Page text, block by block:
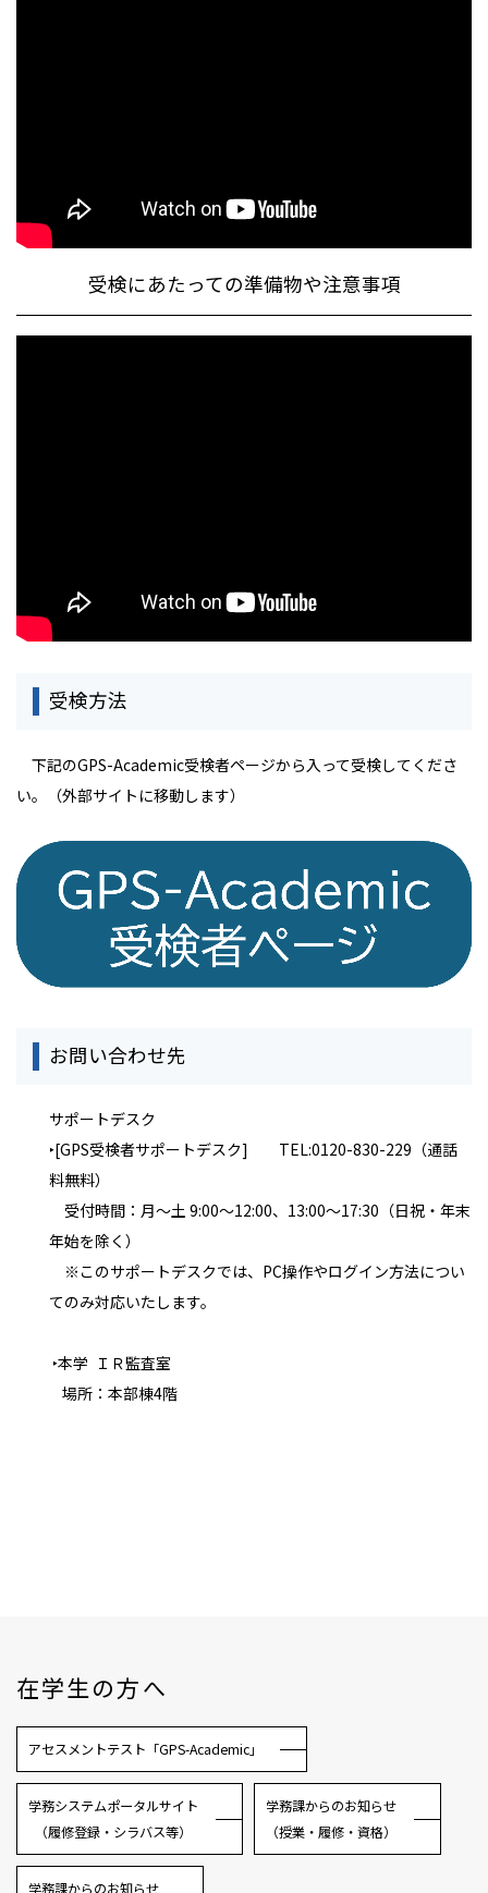
受検にあたっての準備物や注意事項
受検方法
下記のGPS-Academic受検者ページから入って受検してくださ
い。（外部サイトに移動します）
お問い合わせ先
サポートデスク
‣[GPS受検者サポートデスク] TEL:0120-830-229（通話
料無料）
受付時間：月～土 9:00～12:00、13:00～17:30（日祝・年末
年始を除く）
※このサポートデスクでは、PC操作やログイン方法につい
てのみ対応いたします。
‣本学 ＩＲ監査室
場所：本部棟4階
在学生の方へ
アセスメントテスト「GPS-Academic」
学務システムポータルサイト
（履修登録・シラバス等）
学務課からのお知らせ
（授業・履修・資格）
学務課からのお知らせ